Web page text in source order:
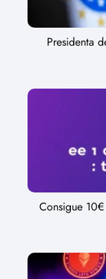
Presidenta
Consigue